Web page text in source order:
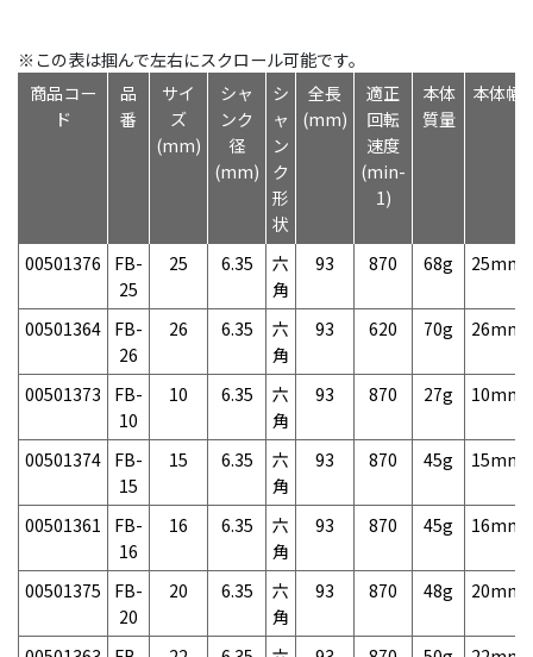
※この表は掴んで左右にスクロール可能です。
商品コー
ド
品
番
サイ
ズ
(mm)
シャ
ンク
径
(mm)
シ
ャ
ン
ク
形
状
全長
(mm)
適正
回転
速度
(min-
1)
本体
質量
本体幅
00501376
FB-
25
25 6.35
六
角
93 870 68g 25mm
00501364 FB-
26
26 6.35
六
角
93 620 70g 26mm
00501373
FB-
10
10 6.35
六
角
93 870 27g 10mm
00501374 FB-
15
15 6.35
六
角
93 870 45g 15mm
00501361
FB-
16
16 6.35
六
角
93 870 45g 16mm
00501375
FB-
20
20 6.35
六
角
93 870 48g 20mm